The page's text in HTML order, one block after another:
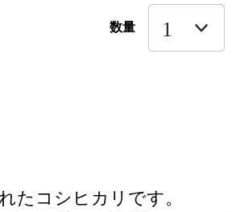
数量
たコシヒカリです。